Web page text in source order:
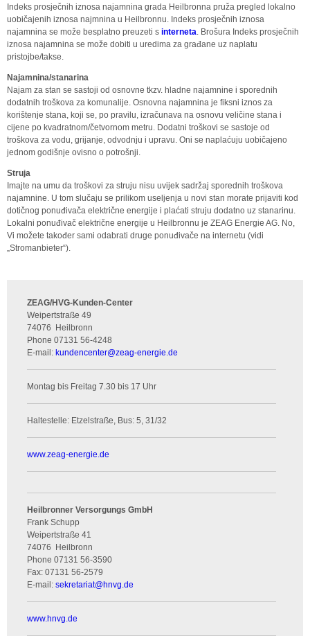
Indeks prosječnih iznosa najamnina grada Heilbronna pruža pregled lokalno
uobičajenih iznosa najmnina u Heilbronnu. Indeks prosječnih iznosa
najamnina se može besplatno preuzeti s interneta. Brošura Indeks prosječnih
iznosa najamnina se može dobiti u uredima za građane uz naplatu
pristojbe/takse.
Najamnina/stanarina
Najam za stan se sastoji od osnovne tkzv. hladne najamnine i sporednih
dodatnih troškova za komunalije. Osnovna najamnina je fiksni iznos za
korištenje stana, koji se, po pravilu, izračunava na osnovu veličine stana i
cijene po kvadratnom/četvornom metru. Dodatni troškovi se sastoje od
troškova za vodu, grijanje, odvodnju i upravu. Oni se naplaćuju uobičajeno
jednom godišnje ovisno o potrošnji.
Struja
Imajte na umu da troškovi za struju nisu uvijek sadržaj sporednih troškova
najamnine. U tom slučaju se prilikom useljenja u novi stan morate prijaviti kod
dotičnog ponuđivača električne energije i plaćati struju dodatno uz stanarinu.
Lokalni ponuđivač električne energije u Heilbronnu je ZEAG Energie AG. No,
Vi možete također sami odabrati druge ponuđivače na internetu (vidi
„Stromanbieter“).
ZEAG/HVG-Kunden-Center
Weipertstraße 49
74076
Heilbronn
Phone 07131 56-4248
E-mail: kundencenter@zeag-energie.de
Montag bis Freitag 7.30 bis 17 Uhr
Haltestelle: Etzelstraße, Bus: 5, 31/32
www.zeag-energie.de
Heilbronner Versorgungs GmbH
Frank Schupp
Weipertstraße 41
74076
Heilbronn
Phone 07131 56-3590
Fax: 07131 56-2579
E-mail: sekretariat@hnvg.de
www.hnvg.de